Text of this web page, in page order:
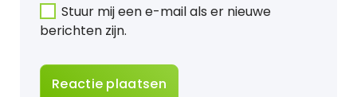
Stuur mij een e-mail als er nieuwe
berichten zijn.